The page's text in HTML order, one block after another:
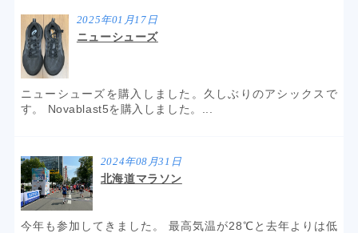
2025年01月17日
ニューシューズ
ニューシューズを購入しました。久しぶりのアシックスで
す。 Novablast5を購入しました。...
2024年08月31日
北海道マラソン
今年も参加してきました。 最高気温が28℃と去年よりは低